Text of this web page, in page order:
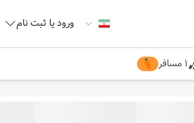
ورود یا ثبت نام
1 مسافر